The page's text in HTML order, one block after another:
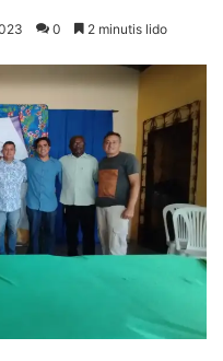
0 2 minutis lido